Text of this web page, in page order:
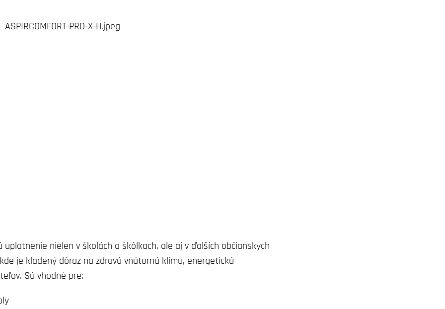
uplatnenie nielen v školách a škôlkach, ale aj v ďalších občianskych
je kladený dôraz na zdravú vnútornú klímu, energetickú
Sú vhodné pre: